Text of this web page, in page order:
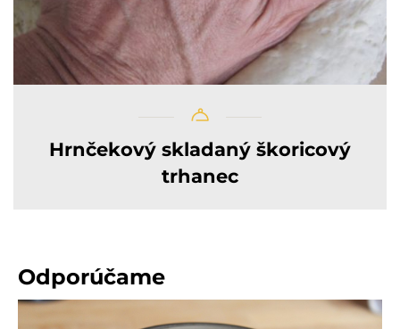
Hrnčekový skladaný škoricový
trhanec
Odporúčame